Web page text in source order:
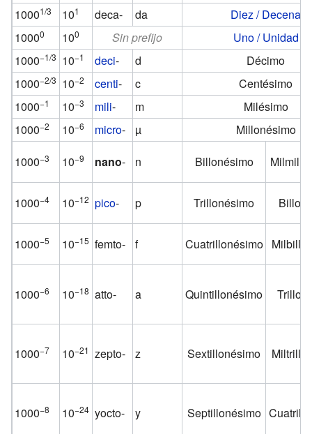
10001/3 101 deca- da
Diez / Decena
10000 100 Sin prefijo
Uno / Unidad
1000−1/3 10−1 deci- d
Décimo
1000−2/3 10−2 centi- c
Centésimo
1000−1 10−3 mili- m
Milésimo
1000−2 10−6 micro- µ
Millonésimo
1000−3 10−9 nano- n Billonésimo
1000−4 10−12 pico- p Trillonésimo
1000−5 10−15 femto- f Cuatrillonésimo
1000−6 10−18 atto- a Quintillonésimo
1000−7 10−21 zepto- z Sextillonésimo
1000−8 10−24 yocto- y Septillonésimo